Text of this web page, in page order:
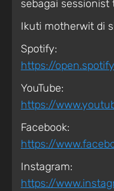
sebagai sessionist
Ikuti motherwit di
Spotify:
https://
YouTube:
https://
Facebook:
https://
Instagram:
https://